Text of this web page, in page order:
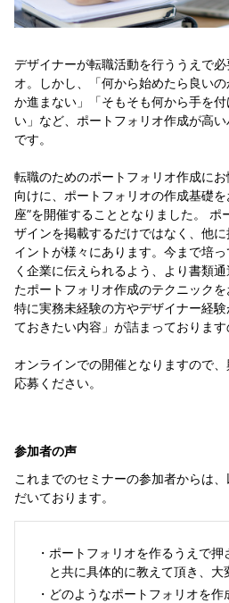
デザイナーが転職活動を行ううえで
オ。しかし、「何から始めたら良い
か進まない」「そもそも何から手を
い」など、ポートフォリオ作成が高
です。
転職のためのポートフォリオ作成に
向けに、ポートフォリオの作成基礎
座”を開催することとなりました。
ザインを掲載するだけではなく、他
イントが様々にあります。今まで培
く企業に伝えられるよう、より書類
たポートフォリオ作成のテクニックを
特に実務未経験の方やデザイナー経
ておきたい内容」が詰まっております
オンラインでの開催となりますので
応募ください。
参加者の声
これまでのセミナーの参加者からは
だいております。
・ ポートフォリオを作るうえで
と共に具体的に教えて頂き、大
・ どのようなポートフォリオを作